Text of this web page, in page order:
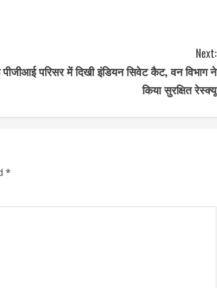
Next:
परिसर में दिखी इंडियन सिवेट कैट, वन विभाग ने
किया सुरक्षित रेस्क्यू
*